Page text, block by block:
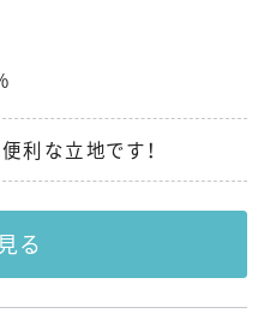
利な立地です！
る